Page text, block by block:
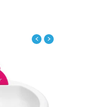
‹ ›